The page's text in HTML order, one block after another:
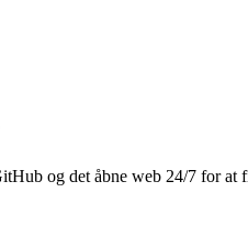
og det åbne web 24/7 for at